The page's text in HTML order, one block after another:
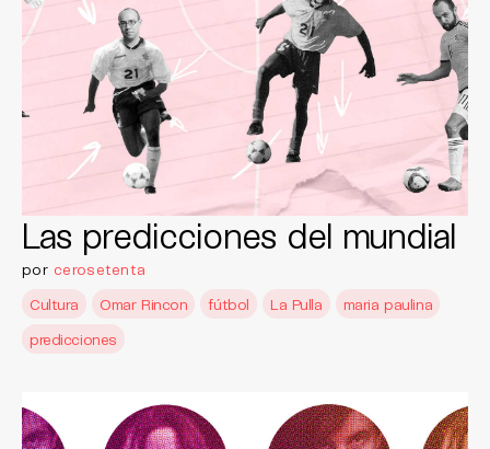
Las predicciones del mundial
por cerosetenta
Cultura
Omar Rincon fútbol La Pulla
maria paulina
predicciones